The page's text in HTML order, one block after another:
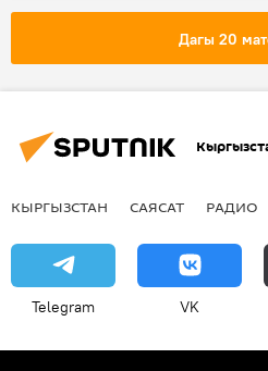
Дагы 20
КЫРГЫЗСТАН САЯСАТ РАДИО
Telegram VK